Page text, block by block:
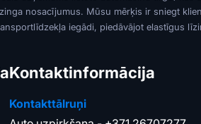
nosacījumus. Mūsu mērķis ir sniegt
iegādi, piedāvājot elastīgus
Kontaktinformācija
Kontakttālruņi